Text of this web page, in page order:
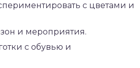
с цветами и
и мероприятия.
с обувью и